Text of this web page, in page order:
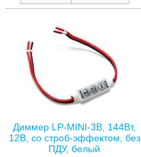
Диммер LP-MINI-3B, 144Вт,
12В, со строб-эффектом, без
ПДУ, белый